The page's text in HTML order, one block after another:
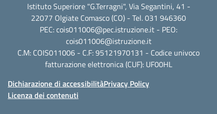
Istituto Superiore "G.Terragni", Via Segantini, 41 -
22077 Olgiate Comasco (CO) - Tel. 031 946360
PEC:cois011006@pec.istruzione.it - PEO:
cois011006@istruzione.it
C.M: COIS011006 - C.F: 95121970131 - Codice univoco
fatturazione elettronica (CUF): UF00HL
Dichiarazione di accessibilitàPrivacy Policy
Licenza dei contenuti